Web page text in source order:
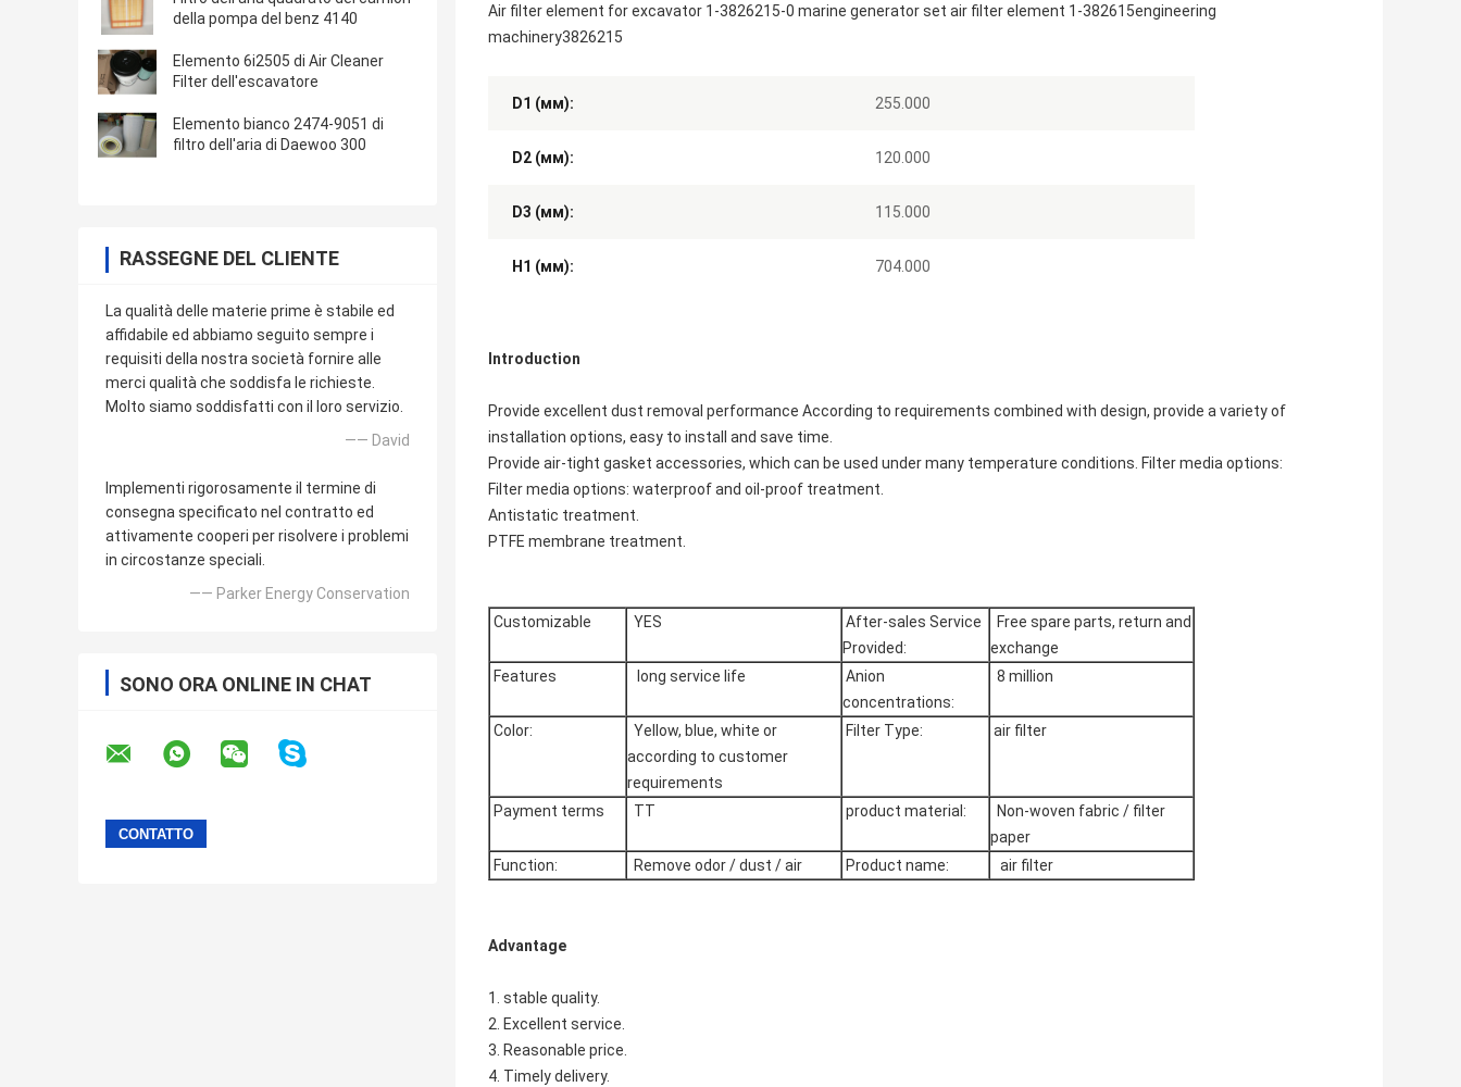
della pompa del benz 4140
Elemento 6i2505 di Air Cleaner
Filter dell'escavatore
Elemento bianco 2474-9051 di
filtro dell'aria di Daewoo 300
RASSEGNE DEL CLIENTE
La qualità delle materie prime è stabile ed
affidabile ed abbiamo seguito sempre i
requisiti della nostra società fornire alle
merci qualità che soddisfa le richieste.
Molto siamo soddisfatti con il loro servizio.
—— David
Implementi rigorosamente il termine di
consegna specificato nel contratto ed
attivamente cooperi per risolvere i problemi
in circostanze speciali.
—— Parker Energy Conservation
SONO ORA ONLINE IN CHAT
Air filter element for excavator 1-3826215-0 marine generator set air filter element 1-382615engineering
machinery3826215
D1 (мм): 255.000
D2 (мм): 120.000
D3 (мм): 115.000
H1 (мм): 704.000
Introduction
Provide excellent dust removal performance According to requirements combined with design, provide a variety of
installation options, easy to install and save time.
Provide air-tight gasket accessories, which can be used under many temperature conditions. Filter media options:
Filter media options: waterproof and oil-proof treatment.
Antistatic treatment.
PTFE membrane treatment.
Customizable YES
After-sales Service
Provided:
Free spare parts, return and
exchange
Features
long service life
Anion
concentrations:
8 million
Color:
Yellow, blue, white or
according to customer
requirements
Filter Type: air filter
Payment terms TT product material:
Non-woven fabric / filter
paper
Function:
Remove odor / dust / air Product name: air filter
Advantage
1. stable quality.
2. Excellent service.
3. Reasonable price.
4. Timely delivery.